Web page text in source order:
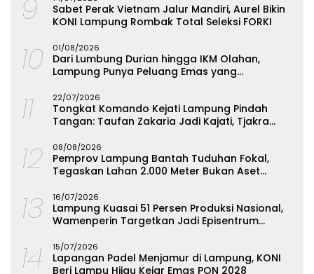
9
Sabet Perak Vietnam Jalur Mandiri, Aurel Bikin
KONI Lampung Rombak Total Seleksi FORKI
10 01/08/2026
Dari Lumbung Durian hingga IKM Olahan,
Lampung Punya Peluang Emas yang
11 22/07/2026
Tongkat Komando Kejati Lampung Pindah
Tangan: Taufan Zakaria Jadi Kajati, Tjakra
12 08/08/2026
Pemprov Lampung Bantah Tuduhan Fokal,
Tegaskan Lahan 2.000 Meter Bukan Aset
13 16/07/2026
Lampung Kuasai 51 Persen Produksi Nasional,
Wamenperin Targetkan Jadi Episentrum
14 15/07/2026
Lapangan Padel Menjamur di Lampung, KONI
Beri Lampu Hijau Kejar Emas PON 2028